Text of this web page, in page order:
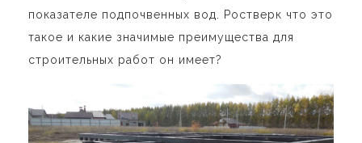
показателе подпочвенных вод. Ростверк что это
такое и какие значимые преимущества для
строительных работ он имеет?